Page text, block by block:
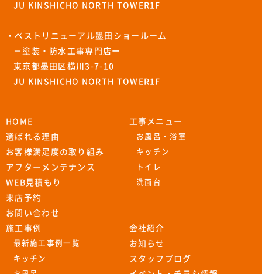
JU KINSHICHO NORTH TOWER1F
・ベストリニューアル墨田ショールーム
－塗装・防水工事専門店ー
東京都墨田区横川3-7-10
JU KINSHICHO NORTH TOWER1F
HOME
選ばれる理由
お客様満足度の取り組み
アフターメンテナンス
WEB見積もり
来店予約
お問い合わせ
工事メニュー
お風呂・浴室
キッチン
トイレ
洗面台
施工事例
最新施工事例一覧
キッチン
会社紹介
お知らせ
スタッフブログ